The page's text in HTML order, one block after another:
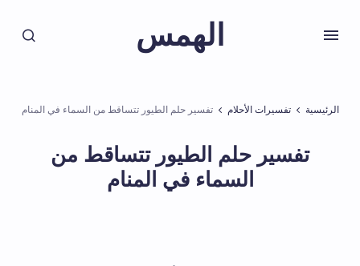
الهمس
الرئيسية تفسيرات الأحلام تفسير حلم الطيور تتساقط من السماء في المنام
تفسير حلم الطيور تتساقط من
السماء في المنام